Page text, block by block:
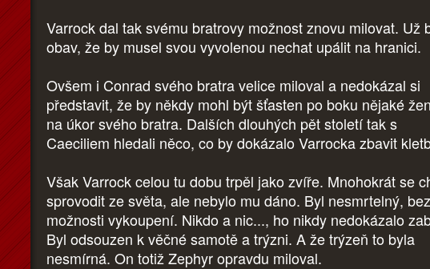
Varrock dal tak svému bratrovy možnost znovu milovat. Už
obav, že by musel svou vyvolenou nechat upálit na hranici.
Ovšem i Conrad svého bratra velice miloval a nedokázal si
představit, že by někdy mohl být šťasten po boku nějaké
na úkor svého bratra. Dalších dlouhých pět století tak s
Caeciliem hledali něco, co by dokázalo Varrocka zbavit
Však Varrock celou tu dobu trpěl jako zvíře. Mnohokrát se
sprovodit ze světa, ale nebylo mu dáno. Byl nesmrtelný, bez
možnosti vykoupení. Nikdo a nic..., ho nikdy nedokázalo
Byl odsouzen k věčné samotě a trýzni. A že trýzeň to byla
nesmírná. On totiž Zephyr opravdu miloval.